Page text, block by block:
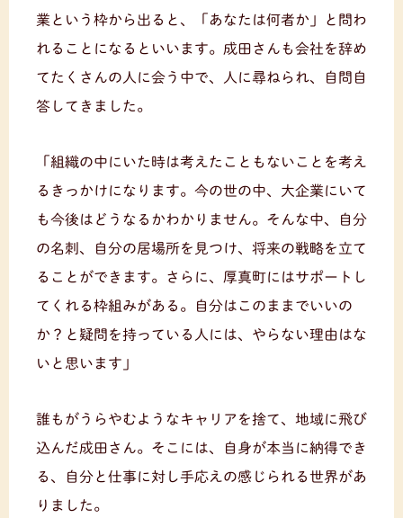
業という枠から出ると、「あなたは何者か」と問わ
れることになるといいます。成田さんも会社を辞め
てたくさんの人に会う中で、人に尋ねられ、自問自
答してきました。
「組織の中にいた時は考えたこともないことを考え
るきっかけになります。今の世の中、大企業にいて
も今後はどうなるかわかりません。そんな中、自分
の名刺、自分の居場所を見つけ、将来の戦略を立て
ることができます。さらに、厚真町にはサポートし
てくれる枠組みがある。自分はこのままでいいの
か？と疑問を持っている人には、やらない理由はな
いと思います」
誰もがうらやむようなキャリアを捨て、地域に飛び
込んだ成田さん。そこには、自身が本当に納得でき
る、自分と仕事に対し手応えの感じられる世界があ
りました。